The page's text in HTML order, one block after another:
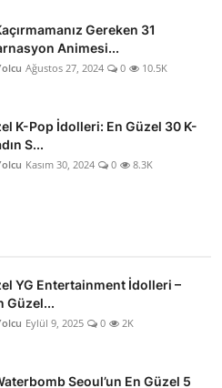
Gereken 31
Animesi...
Ağustos 27, 2024 0 10.5K
K-Pop İdolleri: En Güzel 30 K-
S...
Kasım 30, 2024 0 8.3K
YG Entertainment İdolleri –
Güzel...
Eylül 9, 2025 0 2K
Seoul’un En Güzel 5